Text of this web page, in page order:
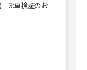
) 3:車検証のお